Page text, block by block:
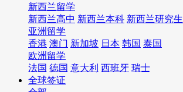
新西兰留学
新西兰高中 新西兰本科 新西兰研究生
亚洲留学
香港 澳门 新加坡 日本 韩国 泰国
欧洲留学
法国 德国 意大利 西班牙 瑞士
全球签证